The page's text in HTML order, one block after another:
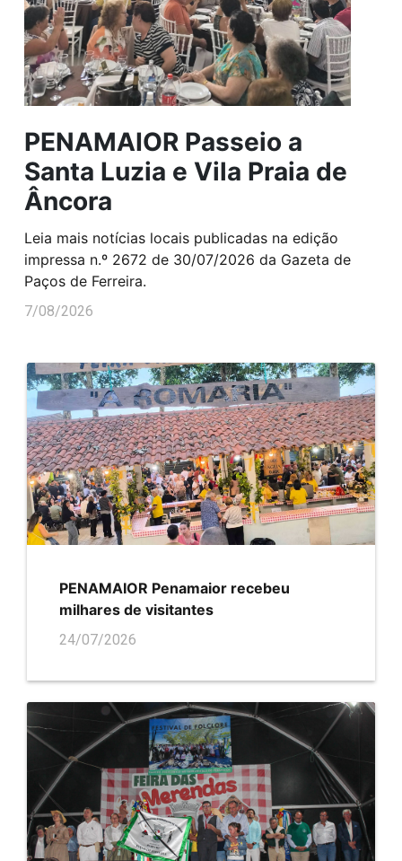
PENAMAIOR Passeio a
Santa Luzia e Vila Praia de
Âncora
Leia mais notícias locais publicadas na edição
impressa n.º 2672 de 30/07/2026 da Gazeta de
Paços de Ferreira.
7/08/2026
PENAMAIOR Penamaior recebeu
milhares de visitantes
24/07/2026